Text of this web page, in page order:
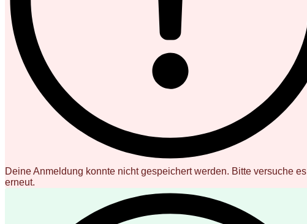
Deine Anmeldung konnte nicht gespeichert werden. Bitte versuche es
erneut.